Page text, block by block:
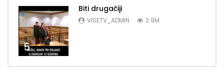
5
Biti drugačiji
VISETV_ADMIN 2.9M